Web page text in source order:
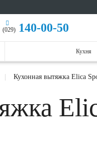
(029) 140-00-50
Кухня
Кухонная вытяжка Elica